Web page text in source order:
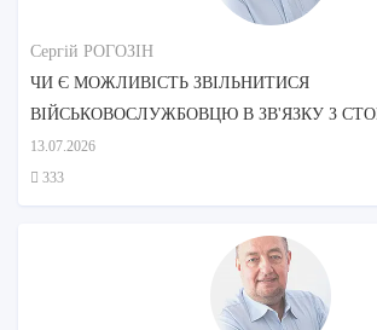
Сергій РОГОЗІН
ЧИ Є МОЖЛИВІСТЬ ЗВІЛЬНИТИСЯ
ВІЙСЬКОВОСЛУЖБОВЦЮ В ЗВ'ЯЗКУ З
ДОГЛЯДОМ МАТЕРІ?
13.07.2026
333